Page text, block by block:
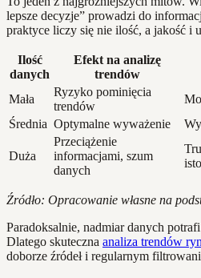
lepsze decyzje” prowadzi do
praktyce liczy się nie ilość, a jakość i
Ilość
danych
Efekt na analizę
trendów
Mała
Ryzyko pominięcia
trendów
Średnia Optymalne wyważenie
Duża
Przeciążenie
informacjami, szum
danych
Źródło: Opracowanie własne na
Paradoksalnie, nadmiar danych
Dlatego skuteczna analiza trendów
doborze źródeł i regularnym